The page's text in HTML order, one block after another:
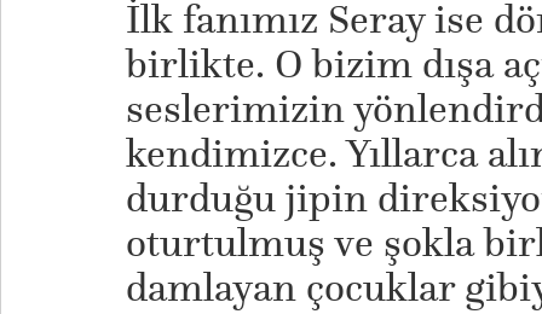
İlk fanımız Seray ise
birlikte. O bizim dışa
seslerimizin
kendimizce. Yıllarca
durduğu jipin
oturtulmuş ve şokla
damlayan çocuklar